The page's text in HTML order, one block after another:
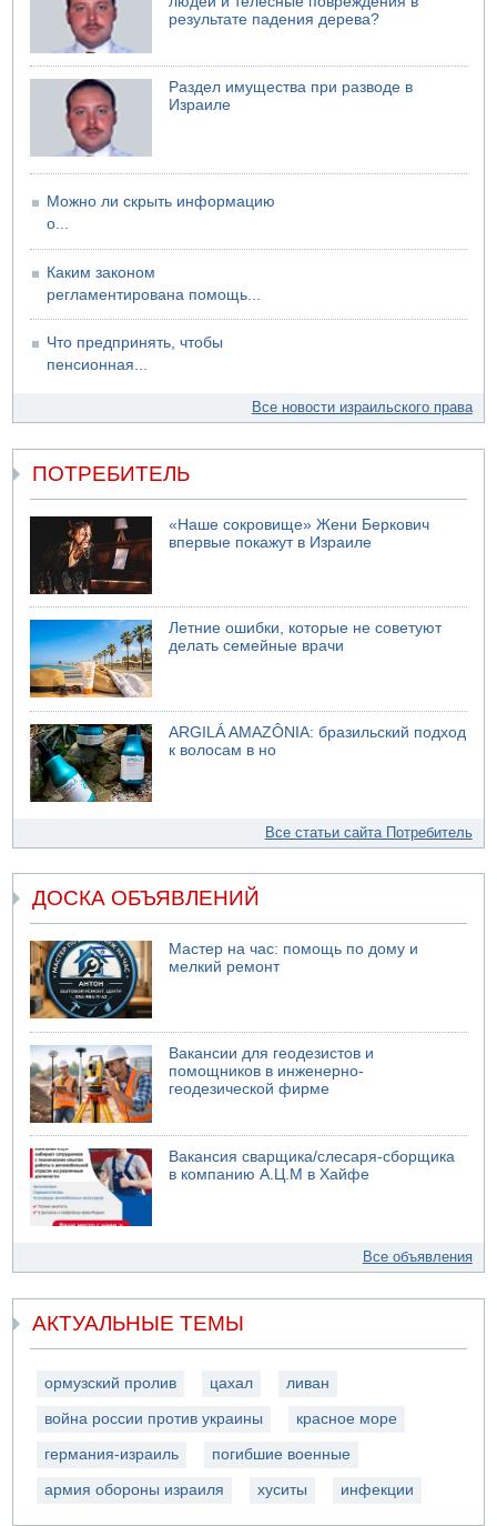
результате падения дерева?
Раздел имущества при разводе в
Израиле
Можно ли скрыть информацию
о...
Каким законом
регламентирована помощь...
Что предпринять, чтобы
пенсионная...
Все новости израильского права
ПОТРЕБИТЕЛЬ
«Наше сокровище» Жени Беркович
впервые покажут в Израиле
Летние ошибки, которые не советуют
делать семейные врачи
ARGILÁ AMAZÔNIA: бразильский подход
к волосам в но
Все статьи сайта Потребитель
ДОСКА ОБЪЯВЛЕНИЙ
Мастер на час: помощь по дому и
мелкий ремонт
Вакансии для геодезистов и
помощников в инженерно-
геодезической фирме
Вакансия сварщика/слесаря-сборщика
в компанию А.Ц.М в Хайфе
Все объявления
АКТУАЛЬНЫЕ ТЕМЫ
ормузский пролив цахал ливан
война россии против украины красное море
германия-израиль погибшие военные
армия обороны израиля хуситы инфекции